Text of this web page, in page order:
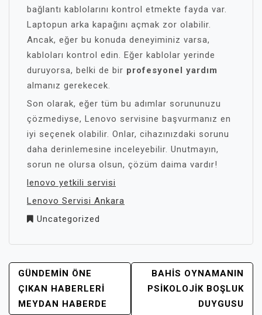
bağlantı kablolarını kontrol etmekte fayda var.
Laptopun arka kapağını açmak zor olabilir.
Ancak, eğer bu konuda deneyiminiz varsa,
kabloları kontrol edin. Eğer kablolar yerinde
duruyorsa, belki de bir profesyonel yardım
almanız gerekecek.
Son olarak, eğer tüm bu adımlar sorununuzu
çözmediyse, Lenovo servisine başvurmanız en
iyi seçenek olabilir. Onlar, cihazınızdaki sorunu
daha derinlemesine inceleyebilir. Unutmayın,
sorun ne olursa olsun, çözüm daima vardır!
lenovo yetkili servisi
Lenovo Servisi Ankara
Uncategorized
YAZI
GEZINMESI
GÜNDEMIN ÖNE
ÇIKAN HABERLERI
MEYDAN HABERDE
BAHIS OYNAMANIN
PSIKOLOJIK BOŞLUK
DUYGUSU